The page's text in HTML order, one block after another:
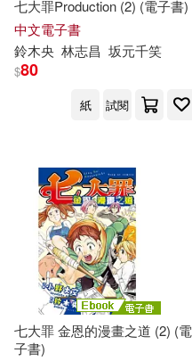
七大罪Production (2) (電子書)
中文電子書
鈴木央 林志昌 坂元千笑
$80
紙 試閱
七大罪 金恩的漫畫之道 (2) (電
子書)